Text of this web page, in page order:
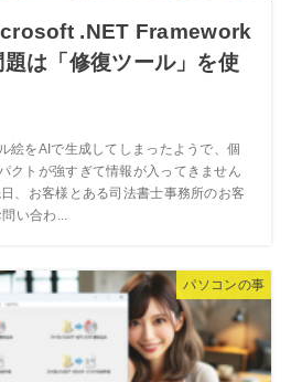
.NET Framework
は「修復ツール」を使
絵をAIで生成してしまったようで、個
クトが強すぎて情報が入ってきません
、お客様とある司法書士事務所のお客
い合わ...
パソコンの事